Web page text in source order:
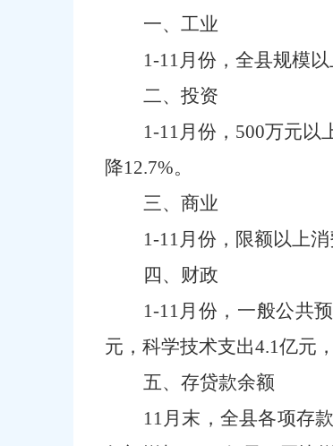
一、 工业
1-11月 份，全县规模
二、 投资
1-11月 份， 500万元以
降12.7%。
三、 商业
1-11月 份 ， 限额以上消
四、财政
1-11月 份， 一般公共
元， 科学技术支出4.1亿元
五、存贷款余额
11月末， 全县各项存